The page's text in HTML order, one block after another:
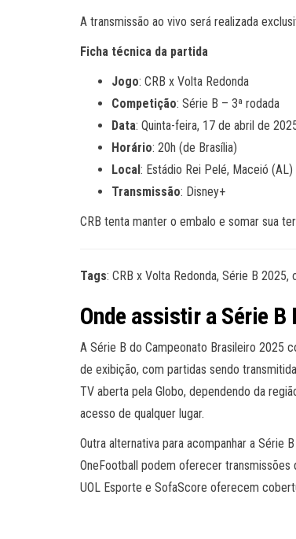
A transmissão ao vivo será realizada
Ficha técnica da partida
Jogo: CRB x Volta Redonda
Competição: Série B – 3ª rodada
Data: Quinta-feira, 17 de abril de
Horário: 20h (de Brasília)
Local: Estádio Rei Pelé, Maceió (AL)
Transmissão: Disney+
CRB tenta manter o embalo e somar sua
Tags: CRB x Volta Redonda, Série B
Onde assistir a Série B
A Série B do Campeonato Brasileiro 2025
de exibição, com partidas sendo
TV aberta pela Globo, dependendo da
acesso de qualquer lugar.
Outra alternativa para acompanhar a Série
OneFootball podem oferecer
UOL Esporte e SofaScore oferecem